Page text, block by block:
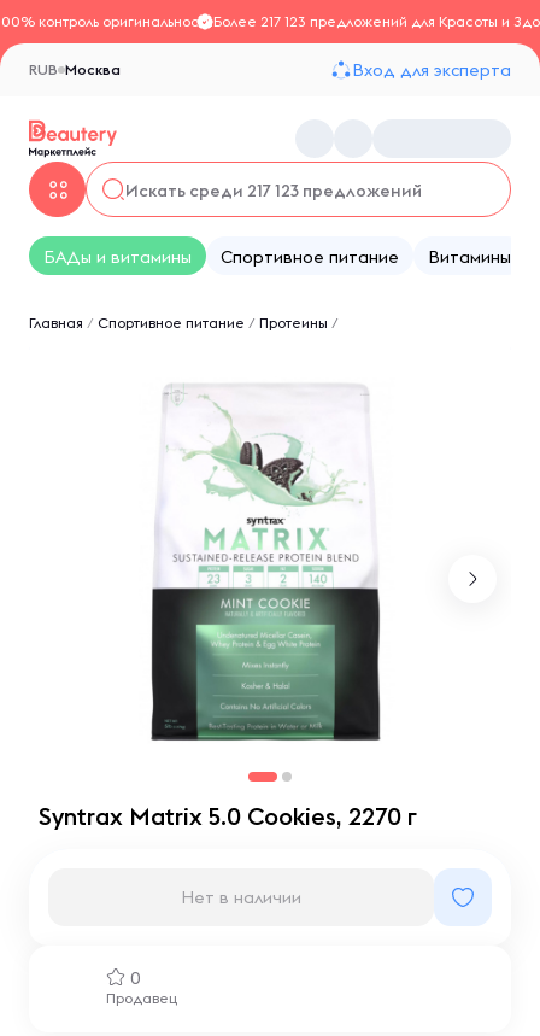
контроль оригинальностиБолее 217 123 предложений для Красоты и
Москва
RUB Вход для эксперта
БАДы и витамины Спортивное питание Витамины
Главная / Спортивное питание / Протеины /
Syntrax Matrix 5.0 Cookies, 2270 г
0
Продавец
Нет в наличии